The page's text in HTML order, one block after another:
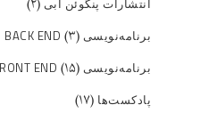
(۲)
برنامه‌نویسی BACK END (۳)
برنامه‌نویسی FRONT END (۱۵)
پادکست‌ها (۱۷)